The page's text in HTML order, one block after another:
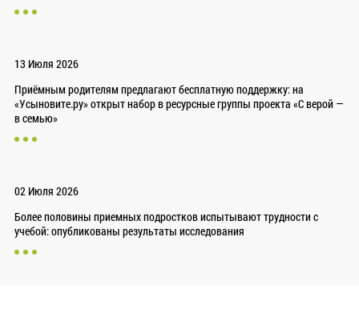
13 Июля 2026
Приёмным родителям предлагают бесплатную поддержку: на
«Усыновите.ру» открыт набор в ресурсные группы проекта «С верой —
в семью»
02 Июля 2026
Более половины приемных подростков испытывают трудности с
учебой: опубликованы результаты исследования